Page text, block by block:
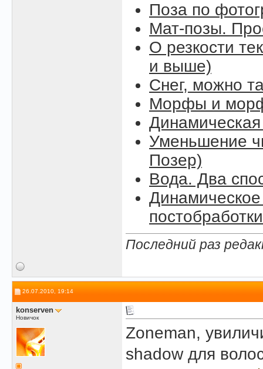
Поза по
Мат-позы.
О резкости
и выше)
Снег, можно
Морфы и
Уменьшение
Позер)
Вода. Два
постобработки
Последний раз
26.07.2010, 19:14
konserven
Новичок
Zoneman,
shadow для